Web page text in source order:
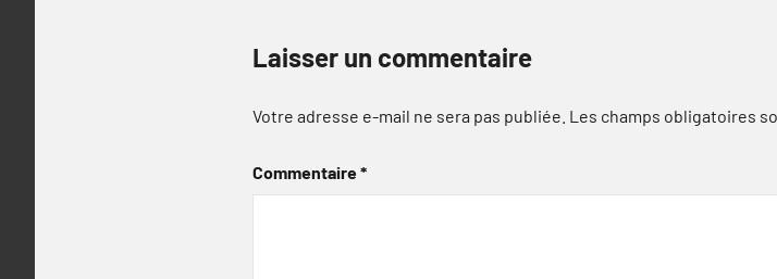
Laisser un commentaire
Votre adresse e-mail ne sera pas publiée. Les champs obligatoires
Commentaire*